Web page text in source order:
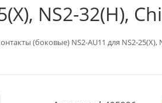
NS2-32(H),
(боковые) NS2-AU11 для NS2-25(X),